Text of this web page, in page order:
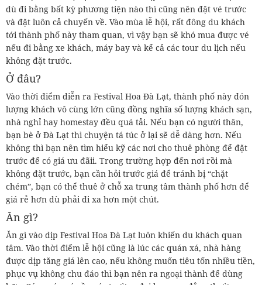
dù đi bằng bất kỳ phương tiện nào thì cũng nên đặt vé trước
và đặt luôn cả chuyến về. Vào mùa lễ hội, rất đông du khách
tới thành phố này tham quan, vì vậy bạn sẽ khó mua được vé
nếu đi bằng xe khách, máy bay và kể cả các tour du lịch nếu
không đặt trước.
Ở đâu?
Vào thời điểm diễn ra Festival Hoa Đà Lạt, thành phố này đón
lượng khách vô cùng lớn cũng đồng nghĩa số lượng khách sạn,
nhà nghỉ hay homestay đều quá tải. Nếu bạn có người thân,
bạn bè ở Đà Lạt thì chuyện tá túc ở lại sẽ dễ dàng hơn. Nếu
không thì bạn nên tìm hiểu kỹ các nơi cho thuê phòng để đặt
trước để có giá ưu đãii. Trong trường hợp đến nơi rồi mà
không đặt trước, bạn cần hỏi trước giá để tránh bị “chặt
chém”, bạn có thể thuê ở chỗ xa trung tâm thành phố hơn để
giá rẻ hơn dù phải đi xa hơn một chút.
Ăn gì?
Ăn gì vào dịp Festival Hoa Đà Lạt luôn khiến du khách quan
tâm. Vào thời điểm lễ hội cũng là lúc các quán xá, nhà hàng
được dịp tăng giá lên cao, nếu không muốn tiêu tốn nhiều tiền,
phục vụ không chu đáo thì bạn nên ra ngoại thành để dùng